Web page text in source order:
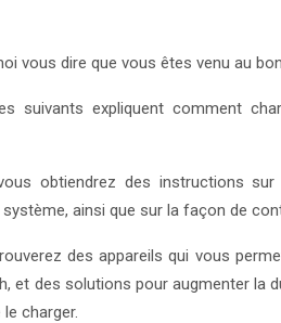
vous dire que vous êtes venu au
suivants expliquent comment
obtiendrez des instructions
ainsi que sur la façon de
des appareils qui vous
et des solutions pour augmenter la
charger.